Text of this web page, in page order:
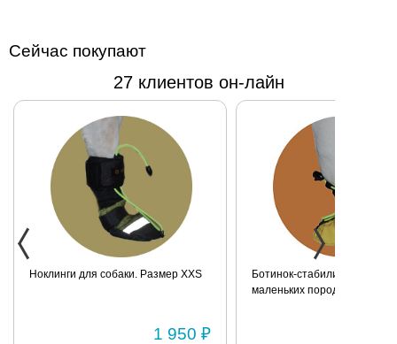
собачки как в
Размер: 3
Сейчас покупают
27 клиентов он-лайн
Ноклинги для собаки. Размер XXS
1 950 ₽
Ботинок-стабилизатор для
маленьких пород для